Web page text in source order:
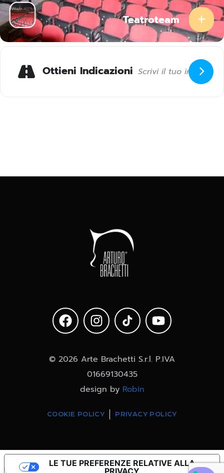
Teatroteam
Ottieni Indicazioni
© 2026 Arte Brachetti S.r.l. P.IVA
01669130435
design by Robin
COOKIE POLICY PRIVACY POLICY
LE TUE PREFERENZE RELATIVE ALLA
PRIVACY